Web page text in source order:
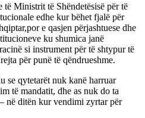
Ministrit të Shëndetësisë për të
edhe kur bëhet fjalë për
e qasjen përjashtuese dhe
ku shumica janë
si instrument për të shtypur të
për punë të qëndrueshme.
qytetarët nuk kanë harruar
të mandatit, dhe as nuk do ta
në ditën kur vendimi zyrtar për